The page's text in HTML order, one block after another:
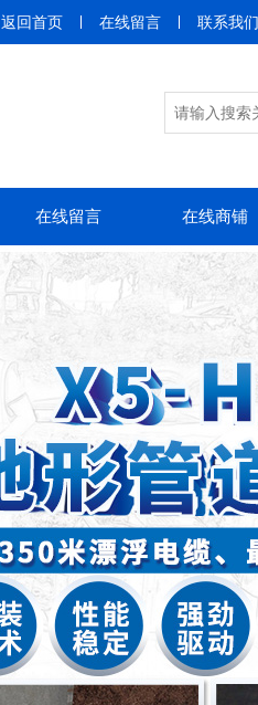
返回首页 在线留言 联系我们
在线留言 在线商铺